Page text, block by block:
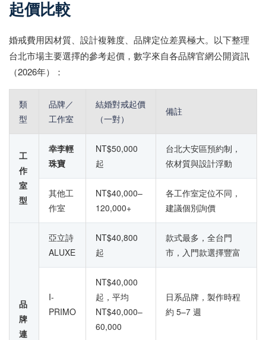
起價比較
婚戒費用因材質、設計複雜度、品牌定位差異極大。以下整理
台北市場主要選擇的參考起價，數字來自各品牌官網公開資訊
（2026年）：
類
型
品牌／
工作室
結婚對戒起價
（一對）
備註
工
作
室
型
幸李輕
珠寶
NT$50,000
起
台北大安區預約制，
依材質與設計浮動
其他工
作室
NT$40,000–
120,000+
各工作室定位不同，
建議個別詢價
品
牌
連
亞立詩
ALUXE
NT$40,800
起
款式最多，全台門
市，入門款選擇豐富
I-
PRIMO
NT$40,000
起，平均
NT$40,000–
60,000
日系品牌，製作時程
約 5–7 週